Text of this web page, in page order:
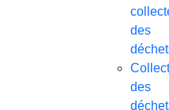
des
des